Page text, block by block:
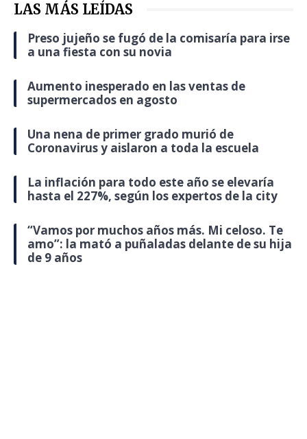
LAS MÁS LEÍDAS
Preso jujeño se fugó de la comisaría para irse
a una fiesta con su novia
Aumento inesperado en las ventas de
supermercados en agosto
Una nena de primer grado murió de
Coronavirus y aislaron a toda la escuela
La inflación para todo este año se elevaría
hasta el 227%, según los expertos de la city
“Vamos por muchos años más. Mi celoso. Te
amo”: la mató a puñaladas delante de su hija
de 9 años